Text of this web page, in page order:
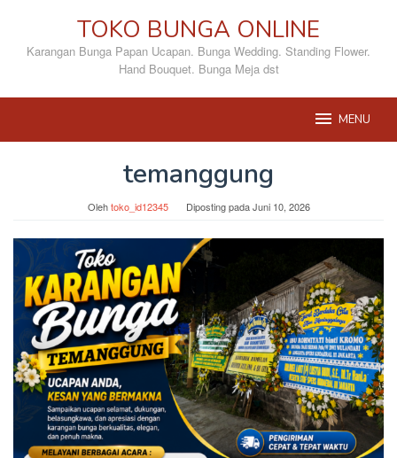
konten
TOKO BUNGA ONLINE
Karangan Bunga Papan Ucapan. Bunga Wedding. Standing Flower.
Hand Bouquet. Bunga Meja dst
MENU
temanggung
Olehtoko_id12345 Diposting padaJuni 10, 2026